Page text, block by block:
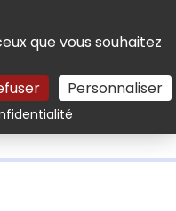
que vous souhaitez
Personnaliser
Rechercher